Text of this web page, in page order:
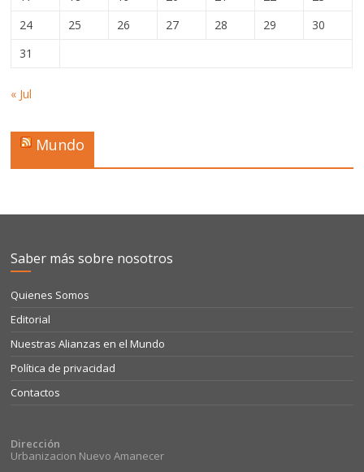
24
25 26 27 28 29
30
31
« Jul
Mundo
Saber más sobre nosotros
Quienes Somos
Editorial
Nuestras Alianzas en el Mundo
Política de privacidad
Contactos
Dirección
Urbanizacion Nuevo Amanecer